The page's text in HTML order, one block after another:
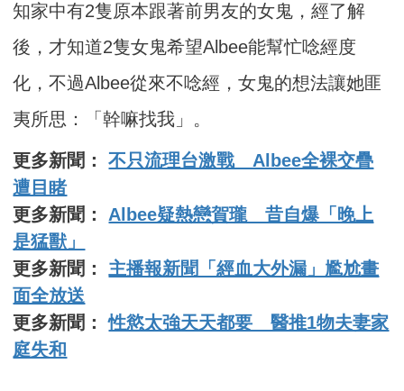
知家中有2隻原本跟著前男友的女鬼，經了解
後，才知道2隻女鬼希望Albee能幫忙唸經度
化，不過Albee從來不唸經，女鬼的想法讓她匪
夷所思：「幹嘛找我」。
更多新聞：不只流理台激戰 Albee全裸交疊
遭目睹
更多新聞： Albee疑熱戀賀瓏 昔自爆「晚上
是猛獸」
更多新聞： 主播報新聞「經血大外漏」尷尬畫
面全放送
更多新聞：性慾太強天天都要 醫推1物夫妻家
庭失和